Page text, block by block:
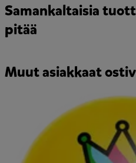
Samankaltaisia
pitää
Muut asiakkaat